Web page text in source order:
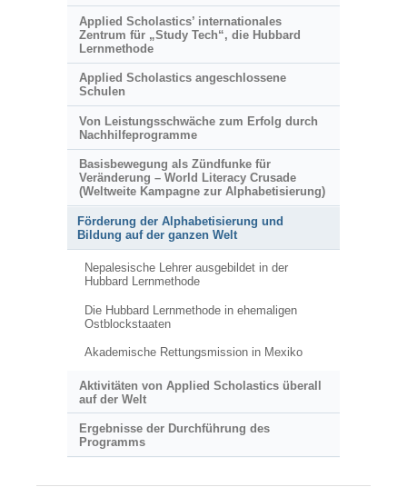
Applied Scholastics’ internationales
Zentrum für „Study Tech“, die Hubbard
Lernmethode
Applied Scholastics angeschlossene
Schulen
Von Leistungsschwäche zum Erfolg durch
Nachhilfeprogramme
Basisbewegung als Zündfunke für
Veränderung – World Literacy Crusade
(Weltweite Kampagne zur Alphabetisierung)
Förderung der Alphabetisierung und
Bildung auf der ganzen Welt
Nepalesische Lehrer ausgebildet in der
Hubbard Lernmethode
Die Hubbard Lernmethode in ehemaligen
Ostblockstaaten
Akademische Rettungsmission in Mexiko
Aktivitäten von Applied Scholastics überall
auf der Welt
Ergebnisse der Durchführung des
Programms